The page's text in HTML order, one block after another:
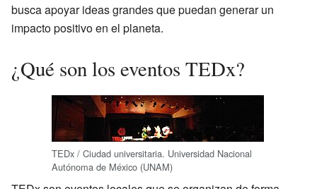
busca apoyar ideas grandes que puedan generar un
impacto positivo en el planeta.
¿Qué son los eventos TEDx?
TEDx / Ciudad universitaria. Universidad Nacional
Autónoma de México (UNAM)